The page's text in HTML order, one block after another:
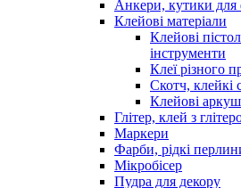
Анкери, кутики для
Клейові матеріали
Клейові
інструменти
Клеї різного
Скотч, клейкі
Клейові
Глітер, клей з
Маркери
Фарби, рідкі
Мікробісер
Пудра для декору